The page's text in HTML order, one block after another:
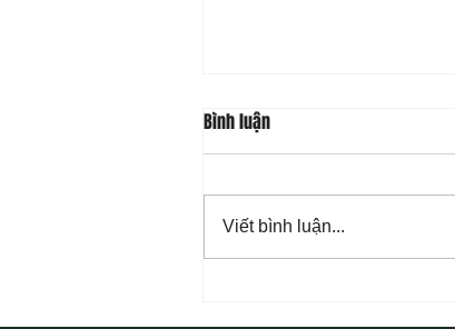
08-07 Nhân Từ Và Chân Thật
Bình luận
Viết bình luận...